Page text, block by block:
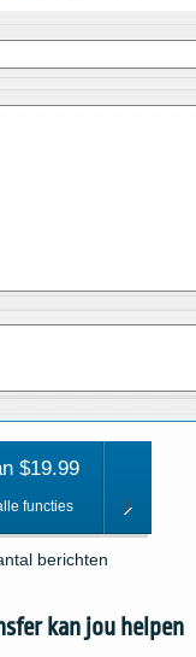
$19.99
functies
berichten
kan jou helpen